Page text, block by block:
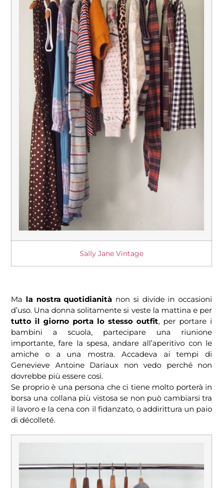
Sally Jane Vintage
Ma la nostra quotidianità non si divide in occasioni
d’uso. Una donna solitamente si veste la mattina e per
tutto il giorno porta lo stesso outfit, per portare i
bambini a scuola, partecipare una riunione
importante, fare la spesa, andare all’aperitivo con le
amiche o a una mostra. Accadeva ai tempi di
Genevieve Antoine Dariaux non vedo perché non
dovrebbe più essere così.
Se proprio è una persona che ci tiene molto porterà in
borsa una collana più vistosa se non può cambiarsi tra
il lavoro e la cena con il fidanzato, o addirittura un paio
di décolleté.